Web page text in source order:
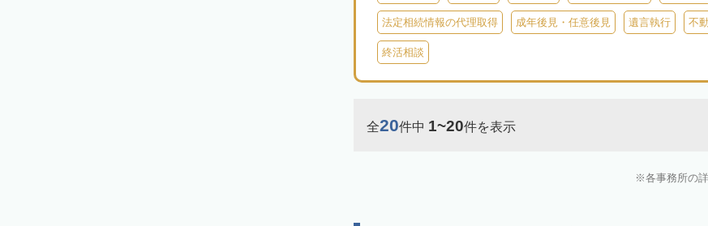
余市郡仁木町 余市郡余市町 余市郡赤井川村 空知郡南幌町
空知郡上富良野町 空知郡中富良野町 空知郡南富良野町 夕
樺戸郡月形町
上川郡東神楽町 上川郡鷹栖町
中川郡幕別
法定相続情報の代理取得 成年後見・任意後見 遺言執行 不
終活相談
全20件中 1~20件を表示
各事務所の